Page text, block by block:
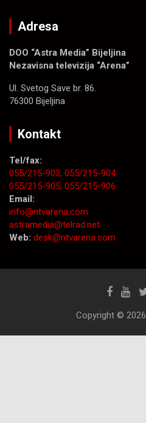
Adresa
DOO “Astra Media” Bijeljina
Nezavisna televizija “Arena”
Ul. Svetog Save br. 86.
76300 Bijeljina
Kontakt
Tel/fax:
055/215-903; 055/215-904
055/215-905; 055/215-906
Email:
info@ntvarena.com
astramedia@telrad.net
Web: desk@ntvarena.com
Copyright © 2026